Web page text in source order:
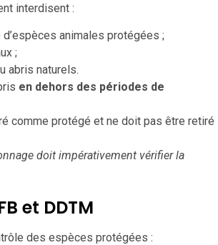
interdisent :
animales protégées ;
;
abris naturels.
en dehors des périodes de
comme protégé et ne doit pas être retiré
doit impérativement vérifier la
et DDTM
des espèces protégées :